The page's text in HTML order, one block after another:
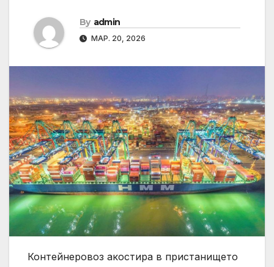
By admin
МАР. 20, 2026
Контейнеровоз акостира в пристанището